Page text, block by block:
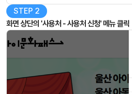
STEP 2
화면 상단의 '사용처 - 사용처 신청' 메뉴 클릭